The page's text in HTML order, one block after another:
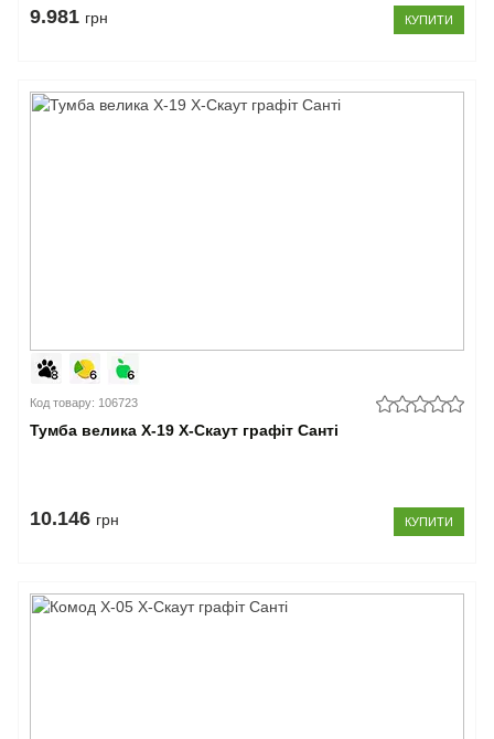
9.981 грн КУПИТИ
Код товару: 106723
Тумба велика Х-19 X-Скаут графіт Санті
10.146 грн КУПИТИ